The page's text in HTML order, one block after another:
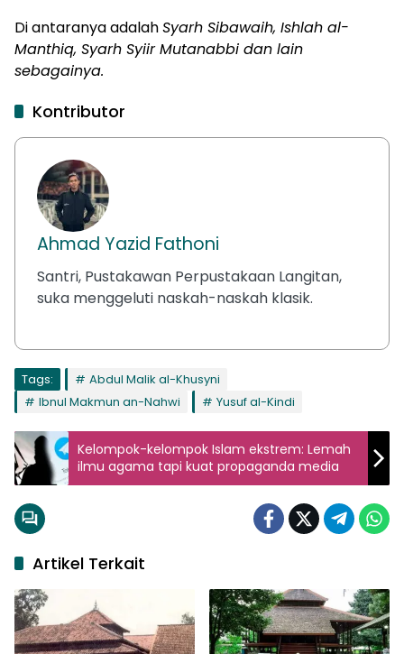
Diantaranya adalahSyarh Sibawaih, Ishlah al-
Manthiq, Syarh Syiir Mutanabbi dan lain
sebagainya.
Kontributor
Ahmad Yazid Fathoni
Santri, Pustakawan Perpustakaan Langitan,
suka menggeluti naskah-naskah klasik.
Tags:
Abdul Malik al-Khusyni
Ibnul Makmun an-Nahwi
Yusuf al-Kindi
Kelompok-kelompok Islam ekstrem: Lemah
ilmu agama tapi kuat propaganda media
Artikel Terkait